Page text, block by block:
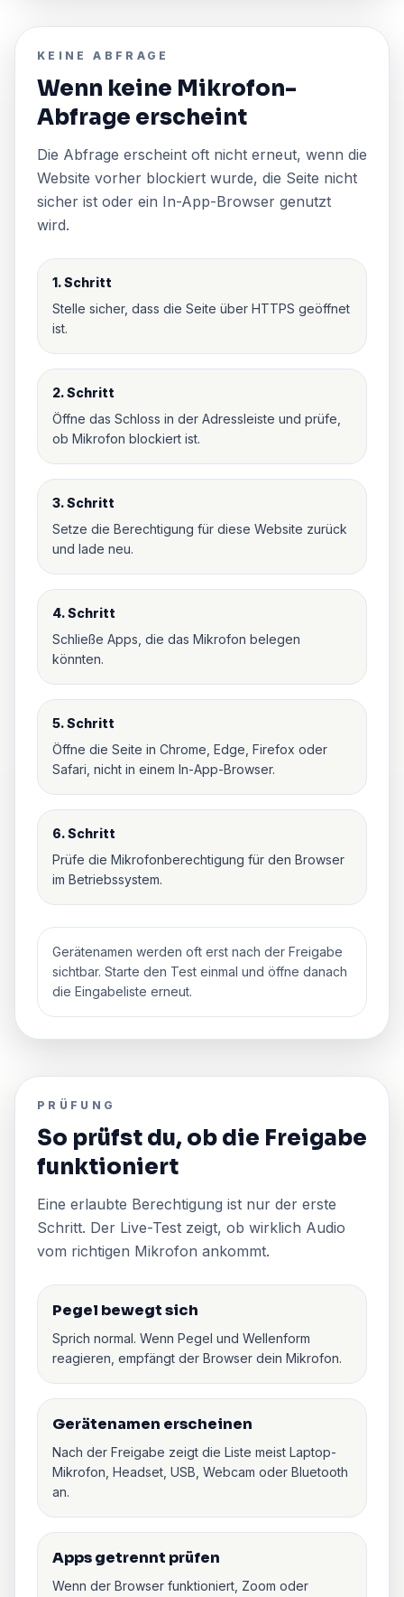
KEINE ABFRAGE
Wenn keine Mikrofon-
Abfrage erscheint
Die Abfrage erscheint oft nicht erneut, wenn die
Website vorher blockiert wurde, die Seite nicht
sicher ist oder ein In-App-Browser genutzt
wird.
1. Schritt
Stelle sicher, dass die Seite über HTTPS geöffnet
ist.
2. Schritt
Öffne das Schloss in der Adressleiste und prüfe,
ob Mikrofon blockiert ist.
3. Schritt
Setze die Berechtigung für diese Website zurück
und lade neu.
4. Schritt
Schließe Apps, die das Mikrofon belegen
könnten.
5. Schritt
Öffne die Seite in Chrome, Edge, Firefox oder
Safari, nicht in einem In-App-Browser.
6. Schritt
Prüfe die Mikrofonberechtigung für den Browser
im Betriebssystem.
Gerätenamen werden oft erst nach der Freigabe
sichtbar. Starte den Test einmal und öffne danach
die Eingabeliste erneut.
PRÜFUNG
So prüfst du, ob die Freigabe
funktioniert
Eine erlaubte Berechtigung ist nur der erste
Schritt. Der Live-Test zeigt, ob wirklich Audio
vom richtigen Mikrofon ankommt.
Pegel bewegt sich
Sprich normal. Wenn Pegel und Wellenform
reagieren, empfängt der Browser dein Mikrofon.
Gerätenamen erscheinen
Nach der Freigabe zeigt die Liste meist Laptop-
Mikrofon, Headset, USB, Webcam oder Bluetooth
an.
Apps getrennt prüfen
Wenn der Browser funktioniert, Zoom oder